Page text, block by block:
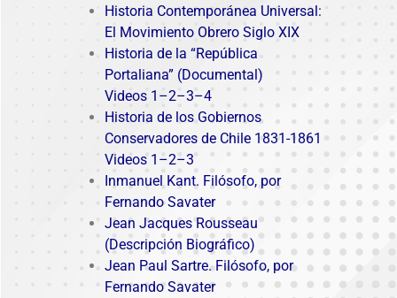
Historia Contemporánea Universal:
El Movimiento Obrero Siglo XIX
Historia de la “República
Portaliana” (Documental)
Videos 1 –2–3–4
Historia de los Gobiernos
Conservadores de Chile 1831-1861
Videos 1 –2–3
Inmanuel Kant. Filósofo, por
Fernando Savater
Jean Jacques Rousseau
(Descripción Biográfico)
Jean Paul Sartre. Filósofo, por
Fernando Savater